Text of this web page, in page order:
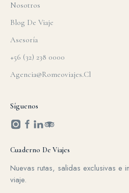
Nosotros
Blog De Viaje
Asesoría
+56 (32) 238 0000
Agencia@romeoviajes.cl
Síguenos
Cuaderno De Viajes
Nuevas rutas, salidas exclusivas e
viaje.